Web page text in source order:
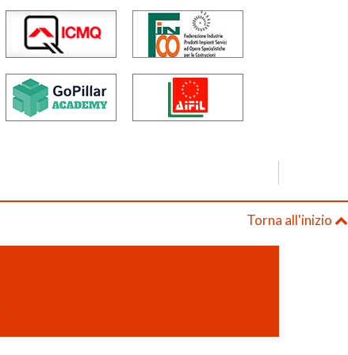
Torna all'inizio